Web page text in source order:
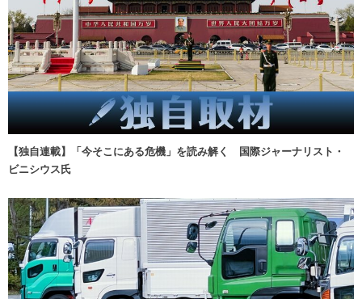
【独自連載】「今そこにある危機」を読み解く 国際ジャーナリスト・
ビニシウス氏